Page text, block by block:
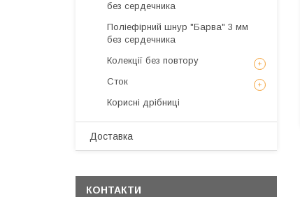
без сердечника
Поліефірний шнур "Барва" 3 мм
без сердечника
Колекції без повтору
Сток
Корисні дрібниці
Доставка
КОНТАКТИ